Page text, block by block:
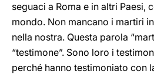
seguaci a Roma e in altri Paesi,
mondo. Non mancano i martiri
nella nostra. Questa parola
“testimone”. Sono loro i
perché hanno testimoniato con